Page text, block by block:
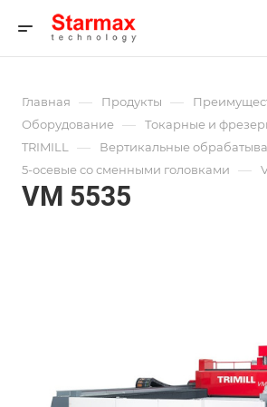
Главная — Продукты —
Оборудование — Токарные и
TRIMILL — Вертикальные
5-осевые со сменными головками —
VM 5535